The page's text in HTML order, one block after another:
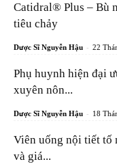
Catidral® Plus – Bù
tiêu chảy
Dược Sĩ Nguyễn Hậu - 22
Phụ huynh hiện đại
xuyên nôn...
Dược Sĩ Nguyễn Hậu - 18
Viên uống nội tiết tố
và giá...